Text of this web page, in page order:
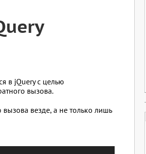
в jQuery с целью
вызова.
везде, а не только лишь